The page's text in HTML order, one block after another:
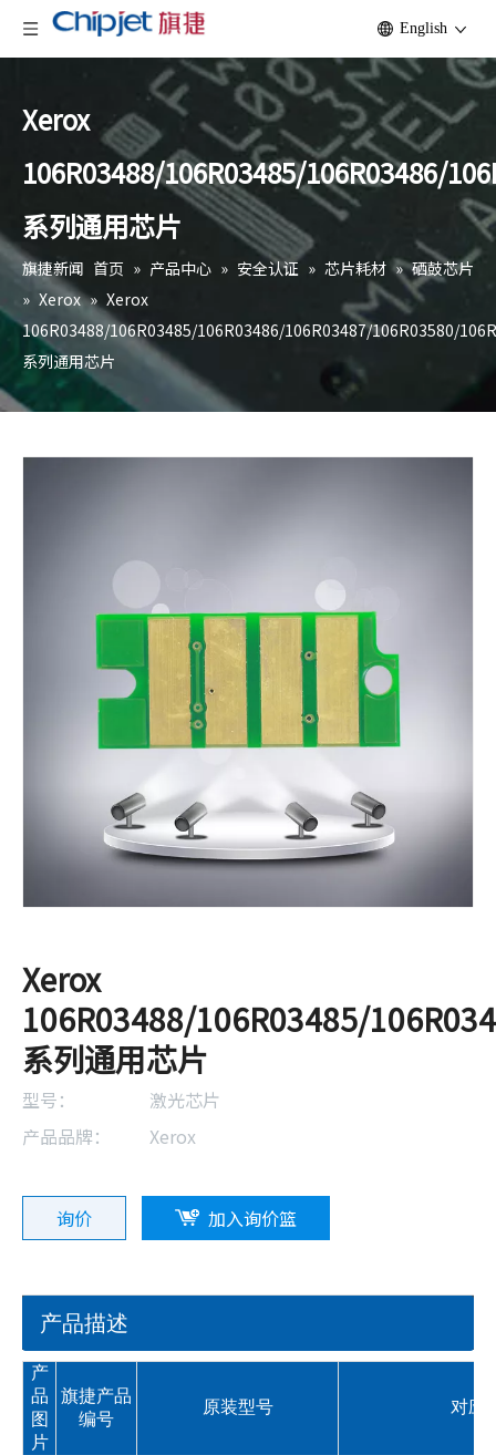
English
Xerox
106R03488/106R03485/106R03486/
系列通用芯片
旗捷新闻 首页 » 产品中心 » 安全认证 » 芯片耗材 » 硒鼓芯片
» Xerox » Xerox
106R03488/106R03485/106R03486/106R03487/106R03580/
系列通用芯片
Xerox
106R03488/106R03485/
系列通用芯片
型号：
激光芯片
产品品牌：
Xerox
询价 加入询价篮
产品描述
产
品
图
片
旗捷产品
编号
原装型号 对应